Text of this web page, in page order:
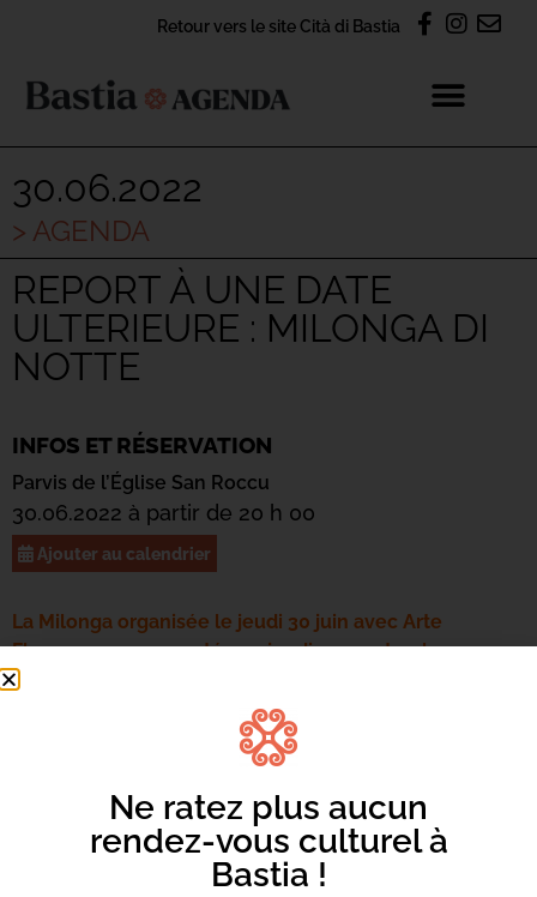
Retour vers le site Cità di Bastia
30.06.2022
> AGENDA
REPORT À UNE DATE
ULTERIEURE : MILONGA DI
NOTTE
INFOS ET RÉSERVATION
Parvis de l’Église San Roccu
30.06.2022 à partir de 20 h 00
Ajouter au calendrier
La Milonga organisée le jeudi 30 juin avec Arte
Flamenco sera reportée au jeudi 1er septembre.
Pendant les mois de juillet et août, rejoignez
la Place St Roch, rue Napoléon, pour danser un
pas de tango, vous mettre au rythme de la salsa et bien
À noter que la session du jeudi 14 juillet se déroulera le
vendredi 15 juillet.
Ne ratez plus aucun
rendez-vous culturel à
Bastia !